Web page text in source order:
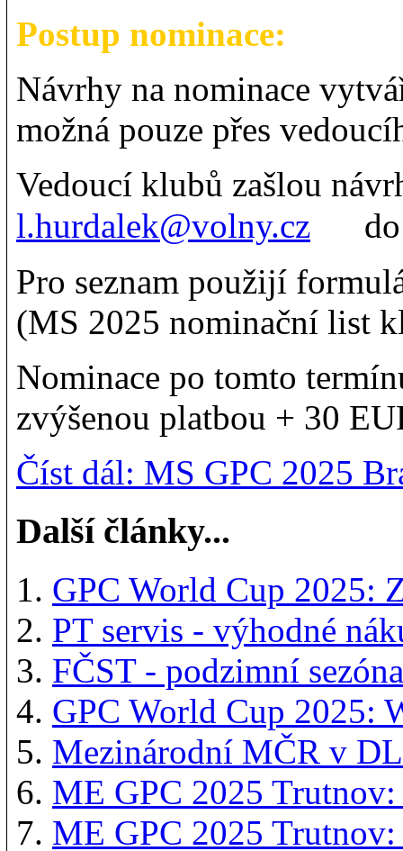
Postup nominace:
Návrhy na nominace
možná pouze přes
Vedoucí klubů zašlou
l.hurdalek@volny.cz
Pro seznam použijí
(MS 2025 nominační list
Nominace po tomto
zvýšenou platbou + 30
Číst dál: MS GPC 2025
Další články...
GPC World Cup 2025:
PT servis - výhodné
FČST - podzimní
GPC World Cup 2025:
Mezinárodní MČR v
ME GPC 2025
ME GPC 2025